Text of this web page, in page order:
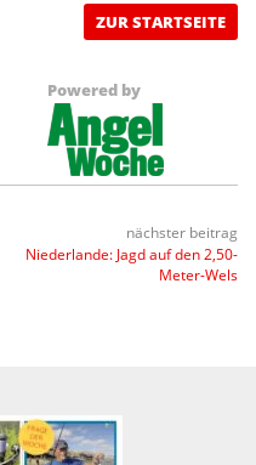
ZUR STARTSEITE
Powered by
nächster beitrag
Niederlande: Jagd auf den 2,50-
Meter-Wels